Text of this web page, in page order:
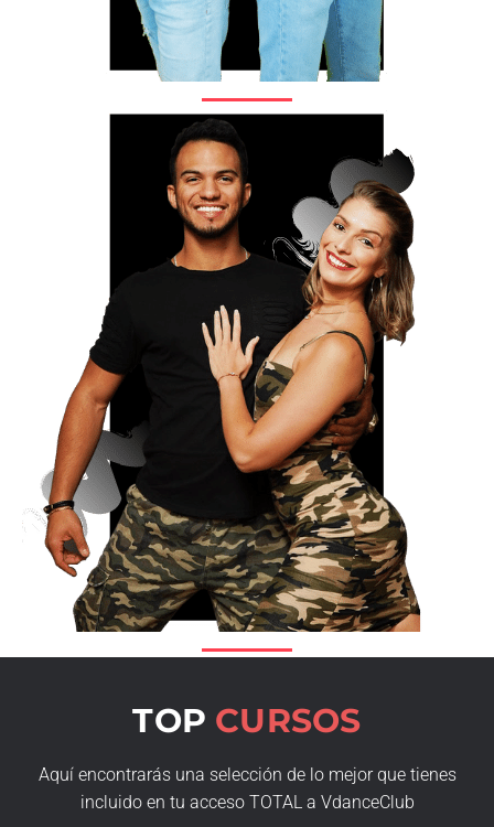
FULL PROJECT
TOP CURSOS
Aquí encontrarás una selección de lo mejor que tienes
incluido en tu acceso TOTAL a VdanceClub